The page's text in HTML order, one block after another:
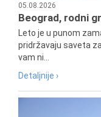
05.08.2026
Beograd, rodni
Leto je u punom
pridržavaju saveta
vam ni...
Detaljnije ›